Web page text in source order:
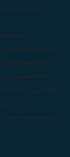
производством
обеспечения
управления
и другими
могут
продуктов.